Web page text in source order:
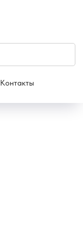
Контакты